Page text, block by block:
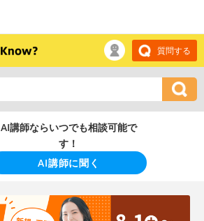
質問する
AI講師ならいつでも相談可能で
す！
AI講師に聞く